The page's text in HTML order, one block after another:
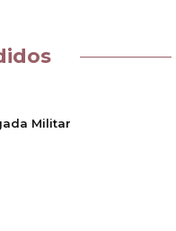
Militar